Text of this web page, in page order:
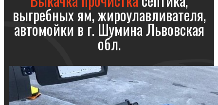
выгребных ям, жироулавливателя,
автомойки в г. Шумина Львовская
обл.